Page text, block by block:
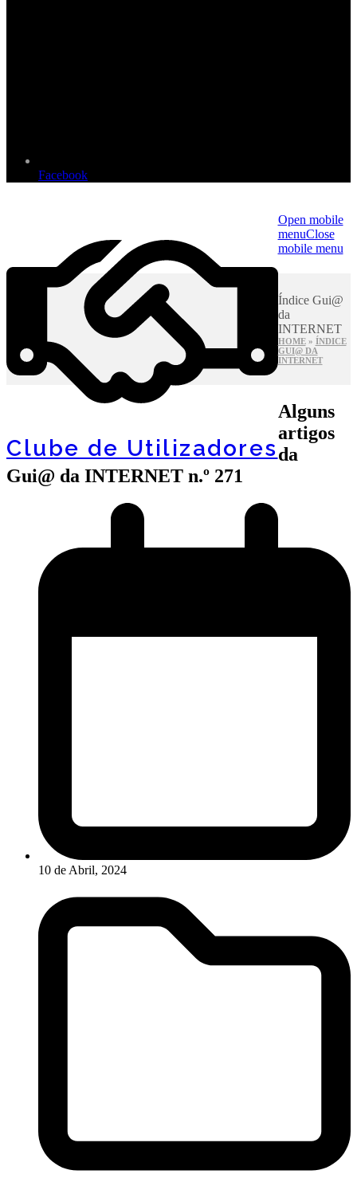
Facebook
Clube de Utilizadores
Open mobile
menuClose
mobile menu
Índice Gui@
da
INTERNET
HOME» ÍNDICE
GUI@ DA
INTERNET
Alguns
artigos
da
Gui@ da INTERNET n.º 271
10 de Abril, 2024